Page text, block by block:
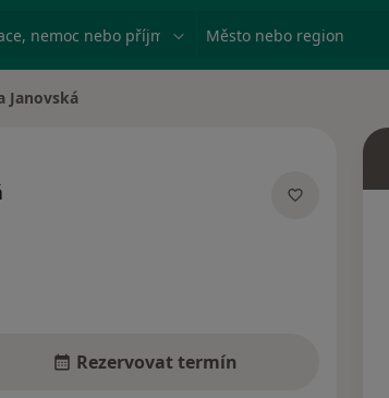
nemoc nebo příjmení Město nebo region
Janovská
Rezervovat termín